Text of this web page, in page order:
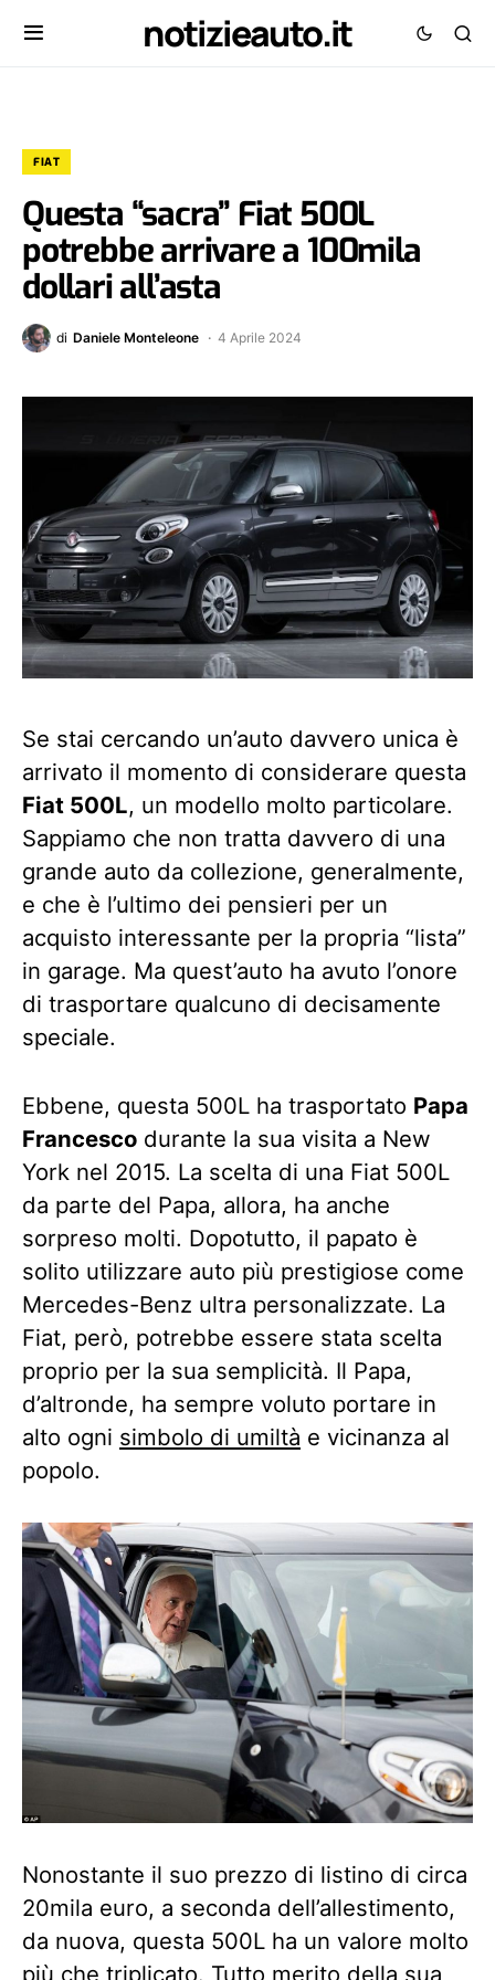
notizieauto.it
FIAT
Questa “sacra” Fiat 500L
potrebbe arrivare a 100mila
dollari all’asta
di Daniele Monteleone 4 Aprile 2024
Se stai cercando un’auto davvero unica è
arrivato il momento di considerare questa
Fiat 500L, un modello molto particolare.
Sappiamo che non tratta davvero di una
grande auto da collezione, generalmente,
e che è l’ultimo dei pensieri per un
acquisto interessante per la propria “lista”
in garage. Ma quest’auto ha avuto l’onore
di trasportare qualcuno di decisamente
speciale.
Ebbene, questa 500L ha trasportato Papa
Francesco durante la sua visita a New
York nel 2015. La scelta di una Fiat 500L
da parte del Papa, allora, ha anche
sorpreso molti. Dopotutto, il papato è
solito utilizzare auto più prestigiose come
Mercedes-Benz ultra personalizzate. La
Fiat, però, potrebbe essere stata scelta
proprio per la sua semplicità. Il Papa,
d’altronde, ha sempre voluto portare in
alto ogni simbolo di umiltà e vicinanza al
popolo.
Nonostante il suo prezzo di listino di circa
20mila euro, a seconda dell’allestimento,
da nuova, questa 500L ha un valore molto
più che triplicato. Tutto merito della sua